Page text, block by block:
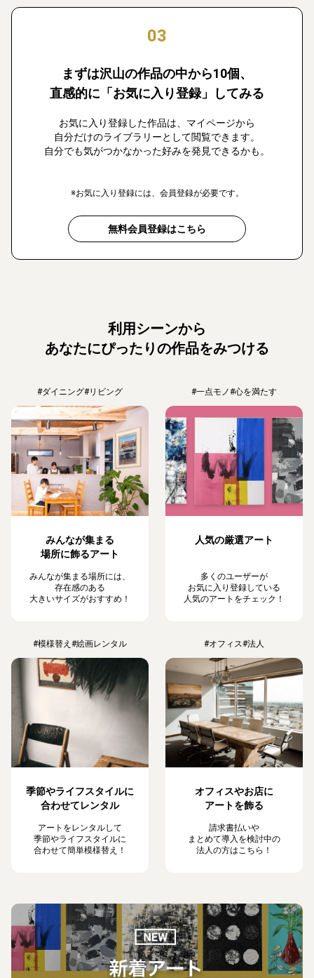
03
まずは沢山の作品の中から10個、
直感的に「お気に入り登録」してみる
お気に入り登録した作品は、マイページから
自分だけのライブラリーとして閲覧できます。
自分でも気がつかなかった好みを発見できるかも。
※お気に入り登録には、会員登録が必要です。
無料会員登録はこちら
利用シーンから
あなたにぴったりの作品をみつける
#ダイニング#リビング
みんなが集まる
場所に飾るアート
みんなが集まる場所には、
存在感のある
大きいサイズがおすすめ！
#一点モノ#心を満たす
人気の厳選アート
多くのユーザーが
お気に入り登録している
人気のアートをチェック！
#模様替え #絵画レンタル
季節やライフスタイルに
合わせてレンタル
アートをレンタルして
季節やライフスタイルに
合わせて簡単模様替え！
#オフィス#法人
オフィスやお店に
アートを飾る
請求書払いや
まとめて導入を検討中の
法人の方はこちら！